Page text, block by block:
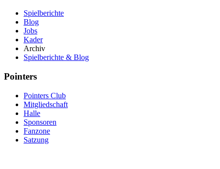
Spielberichte
Blog
Jobs
Kader
Archiv
Spielberichte & Blog
Pointers
Pointers Club
Mitgliedschaft
Halle
Sponsoren
Fanzone
Satzung